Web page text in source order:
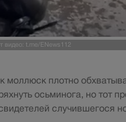
видео: t.me/ENews112
моллюск плотно
осьминога, но тот
случившегося